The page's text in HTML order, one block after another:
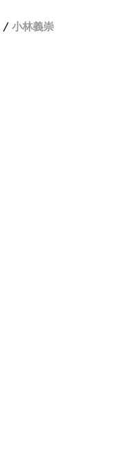
小林義崇